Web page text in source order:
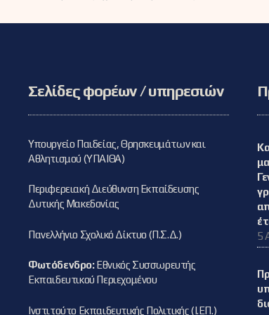
Σελίδες φορέων / υπηρεσιών
Υπουργείο Παιδείας, Θρησκευμάτων και
Αθλητισμού (ΥΠΑΙΘΑ)
Περιφερειακή Διεύθυνση Εκπαίδευσης
Δυτικής Μακεδονίας
Πανελλήνιο Σχολικό Δίκτυο (Π.Σ.Δ.)
Φωτόδενδρο:Εθνικός Συσσωρευτής
Εκπαιδευτικού Περιεχομένου
Ινστιτούτο Εκπαιδευτικής Πολιτικής (Ι.ΕΠ.)
5